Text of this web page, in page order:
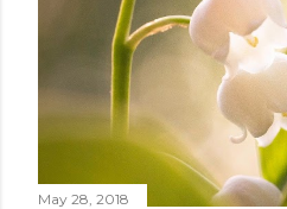
May 28, 2018